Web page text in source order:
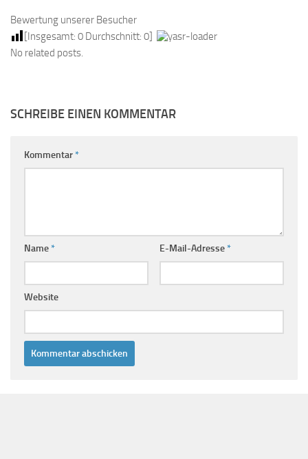
Bewertung unserer Besucher
[Insgesamt: 0 Durchschnitt: 0]
No related posts.
SCHREIBE EINEN KOMMENTAR
Kommentar*
Name* E-Mail-Adresse*
Website